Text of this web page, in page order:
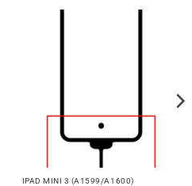
IPAD MINI 3 (A1599/A1600)